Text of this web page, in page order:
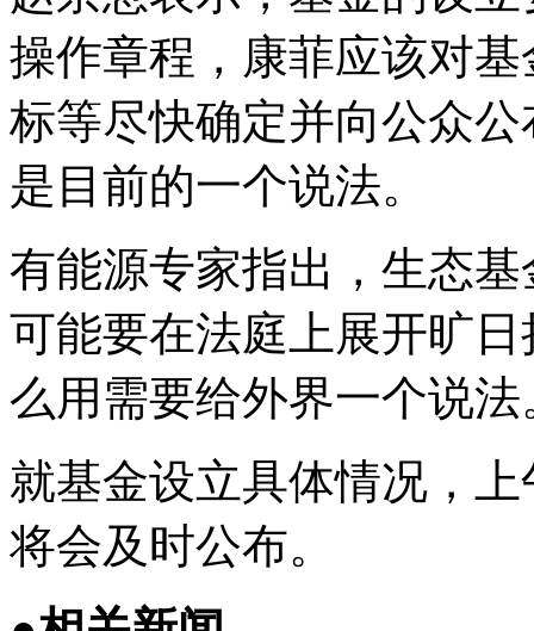
操作章程，康菲应该对
标等尽快确定并向公众
是目前的一个说法。
有能源专家指出，生态
可能要在法庭上展开旷
么用需要给外界一个说法
就基金设立具体情况，
将会及时公布。